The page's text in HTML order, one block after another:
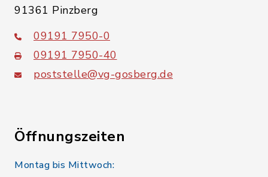
91361 Pinzberg
09191 7950-0
09191 7950-40
poststelle@vg-gosberg.de
Öffnungszeiten
Montag bis Mittwoch: